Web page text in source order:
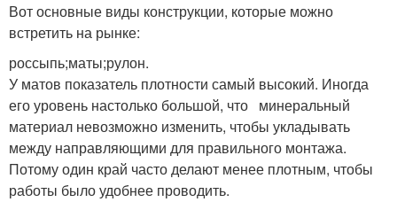
Вот основные виды конструкции, которые можно
встретить на рынке:
россыпь;маты;рулон.
У матов показатель плотности самый высокий. Иногда
его уровень настолько большой, что минеральный
материал невозможно изменить, чтобы укладывать
между направляющими для правильного монтажа.
Потому один край часто делают менее плотным, чтобы
работы было удобнее проводить.